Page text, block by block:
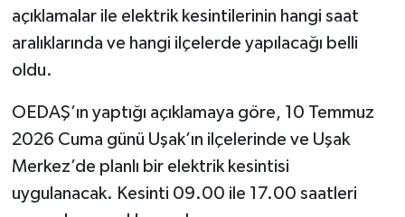
açıklamalar ile elektrik kesintilerinin hangi saat
aralıklarında ve hangi ilçelerde yapılacağı belli
oldu.
OEDAŞ’ın yaptığı açıklamaya göre, 10 Temmuz
2026 Cuma günü Uşak’ın ilçelerinde ve Uşak
Merkez’de planlı bir elektrik kesintisi
uygulanacak. Kesinti 09.00 ile 17.00 saatleri